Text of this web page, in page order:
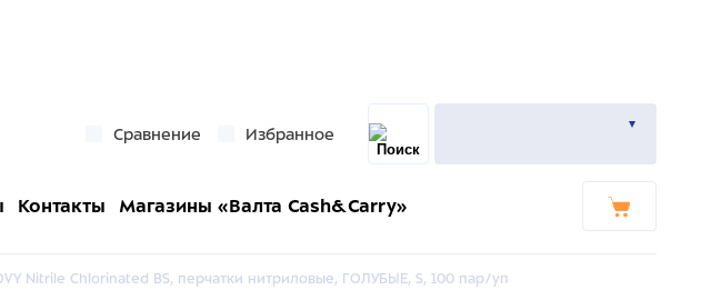
Сравнение Избранное
Контакты Магазины «Валта Cash&Carry»
Nitrile Chlorinated BS, перчатки нитриловые, ГОЛУБЫЕ, S, 100 пар/уп